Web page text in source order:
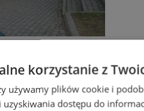
korzystanie z
używamy plików cookie i
uzyskiwania dostępu do